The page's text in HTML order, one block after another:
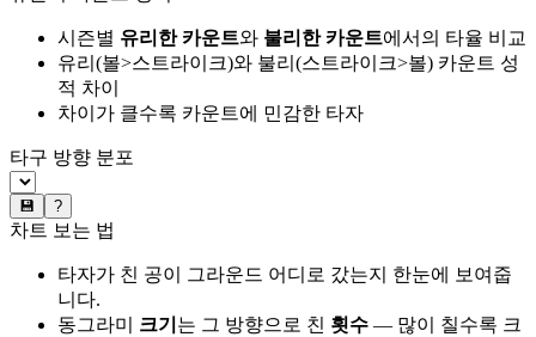
시즌별 유리한 카운트와 불리한 카운트에서의 타율 비교
유리(볼>스트라이크)와 불리(스트라이크>볼) 카운트 성
적 차이
차이가 클수록 카운트에 민감한 타자
타구 방향 분포
💾 ?
차트 보는 법
타자가 친 공이 그라운드 어디로 갔는지 한눈에 보여줍
니다.
동그라미 크기 는 그 방향으로 친 횟수 — 많이 칠수록 크